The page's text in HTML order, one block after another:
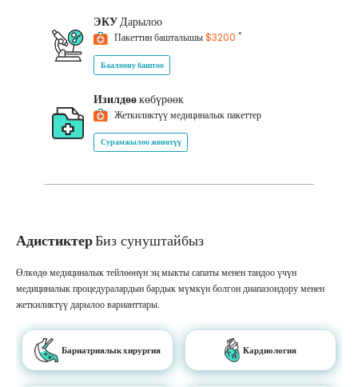
ЭКУДарылоо
Пакеттин башталышы$3200 *
Баалоону баштоо
Изилдөөкөбүрөөк
Жеткиликтүү медициналык пакеттер
Сурамжылоо жөнөтүү
АдистиктерБиз сунуштайбыз
Өлкөдө медициналык тейлөөнүн эң мыкты сапаты менен тандоо үчүн
медициналык процедуралардын бардык мүмкүн болгон диапазондору менен
жеткиликтүү дарылоо варианттары.
Бариатриялык хирургия Кардиология